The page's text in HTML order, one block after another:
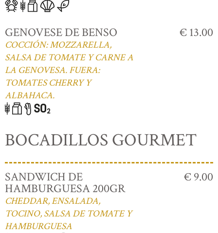
GENOVESE DE BENSO
COCCIÓN: MOZZARELLA,
SALSA DE TOMATE Y CARNE A
LA GENOVESA. FUERA:
TOMATES CHERRY Y
ALBAHACA.
€ 13.00
BOCADILLOS GOURMET
SANDWICH DE
HAMBURGUESA 200GR
CHEDDAR, ENSALADA,
TOCINO, SALSA DE TOMATE Y
HAMBURGUESA
€ 9.00